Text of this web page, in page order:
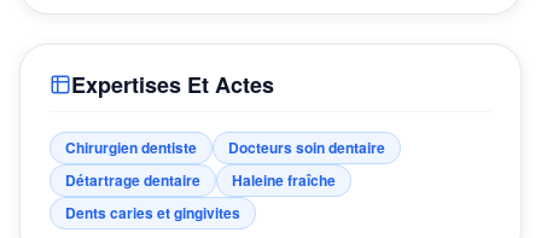
Expertises Et Actes
Chirurgien dentiste
Docteurs soin dentaire
Détartrage dentaire
Haleine fraîche
Dents caries et gingivites